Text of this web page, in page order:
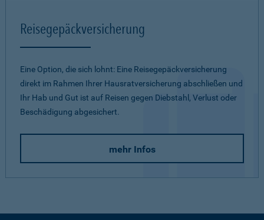
Reisegepäckversicherung
Eine Option, die sich lohnt: Eine Reisegepäckversicherung
direkt im Rahmen Ihrer Hausratversicherung abschließen und
Ihr Hab und Gut ist auf Reisen gegen Diebstahl, Verlust oder
Beschädigung abgesichert.
mehr Infos